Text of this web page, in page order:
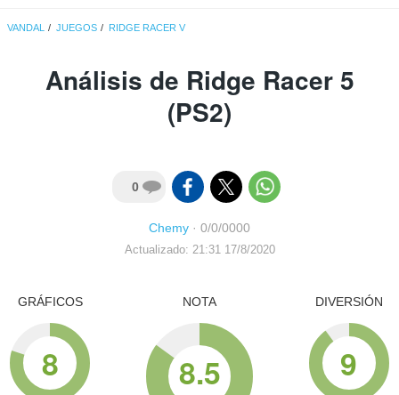
VANDAL JUEGOS RIDGE RACER V
Análisis de Ridge Racer 5
(PS2)
0
Chemy · 0/0/0000
Actualizado: 21:31 17/8/2020
GRÁFICOS
8
NOTA
8.5
DIVERSIÓN
9